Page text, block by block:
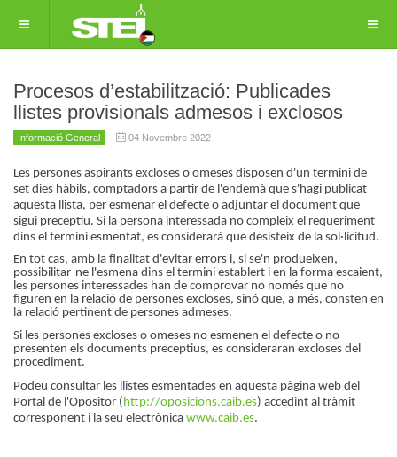
Procesos d’estabilització: Publicades
llistes provisionals admesos i exclosos
Informació General 04 Novembre 2022
Les persones aspirants excloses o omeses disposen d'un termini de
set dies hàbils, comptadors a partir de l'endemà que s'hagi publicat
aquesta llista, per esmenar el defecte o adjuntar el document que
sigui preceptiu. Si la persona interessada no compleix el requeriment
dins el termini esmentat, es considerarà que desisteix de la sol·licitud.
En tot cas, amb la finalitat d'evitar errors i, si se'n produeixen,
possibilitar-ne l'esmena dins el termini establert i en la forma escaient,
les persones interessades han de comprovar no només que no
figuren en la relació de persones excloses, sinó que, a més, consten en
la relació pertinent de persones admeses.
Si les persones excloses o omeses no esmenen el defecte o no
presenten els documents preceptius, es consideraran excloses del
procediment.
Podeu consultar les llistes esmentades en aquesta pàgina web del
Portal de l'Opositor (http://oposicions.caib.es) accedint al tràmit
corresponent i la seu electrònica www.caib.es.